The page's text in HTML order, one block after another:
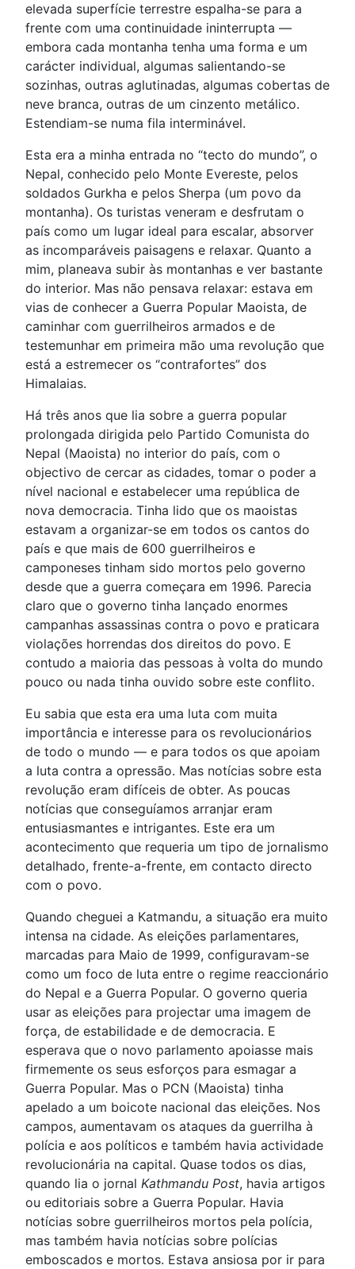
elevada superfície terrestre espalha-se para a
frente com uma continuidade ininterrupta —
embora cada montanha tenha uma forma e um
carácter individual, algumas salientando-se
sozinhas, outras aglutinadas, algumas cobertas de
neve branca, outras de um cinzento metálico.
Estendiam-se numa fila interminável.
Esta era a minha entrada no “tecto do mundo”, o
Nepal, conhecido pelo Monte Evereste, pelos
soldados Gurkha e pelos Sherpa (um povo da
montanha). Os turistas veneram e desfrutam o
país como um lugar ideal para escalar, absorver
as incomparáveis paisagens e relaxar. Quanto a
mim, planeava subir às montanhas e ver bastante
do interior. Mas não pensava relaxar: estava em
vias de conhecer a Guerra Popular Maoista, de
caminhar com guerrilheiros armados e de
testemunhar em primeira mão uma revolução que
está a estremecer os “contrafortes” dos
Himalaias.
Há três anos que lia sobre a guerra popular
prolongada dirigida pelo Partido Comunista do
Nepal (Maoista) no interior do país, com o
objectivo de cercar as cidades, tomar o poder a
nível nacional e estabelecer uma república de
nova democracia. Tinha lido que os maoistas
estavam a organizar-se em todos os cantos do
país e que mais de 600 guerrilheiros e
camponeses tinham sido mortos pelo governo
desde que a guerra começara em 1996. Parecia
claro que o governo tinha lançado enormes
campanhas assassinas contra o povo e praticara
violações horrendas dos direitos do povo. E
contudo a maioria das pessoas à volta do mundo
pouco ou nada tinha ouvido sobre este conflito.
Eu sabia que esta era uma luta com muita
importância e interesse para os revolucionários
de todo o mundo — e para todos os que apoiam
a luta contra a opressão. Mas notícias sobre esta
revolução eram difíceis de obter. As poucas
notícias que conseguíamos arranjar eram
entusiasmantes e intrigantes. Este era um
acontecimento que requeria um tipo de jornalismo
detalhado, frente-a-frente, em contacto directo
com o povo.
Quando cheguei a Katmandu, a situação era muito
intensa na cidade. As eleições parlamentares,
marcadas para Maio de 1999, configuravam-se
como um foco de luta entre o regime reaccionário
do Nepal e a Guerra Popular. O governo queria
usar as eleições para projectar uma imagem de
força, de estabilidade e de democracia. E
esperava que o novo parlamento apoiasse mais
firmemente os seus esforços para esmagar a
Guerra Popular. Mas o PCN (Maoista) tinha
apelado a um boicote nacional das eleições. Nos
campos, aumentavam os ataques da guerrilha à
polícia e aos políticos e também havia actividade
revolucionária na capital. Quase todos os dias,
quando lia o jornal Kathmandu Post, havia artigos
ou editoriais sobre a Guerra Popular. Havia
notícias sobre guerrilheiros mortos pela polícia,
mas também havia notícias sobre polícias
emboscados e mortos. Estava ansiosa por ir para